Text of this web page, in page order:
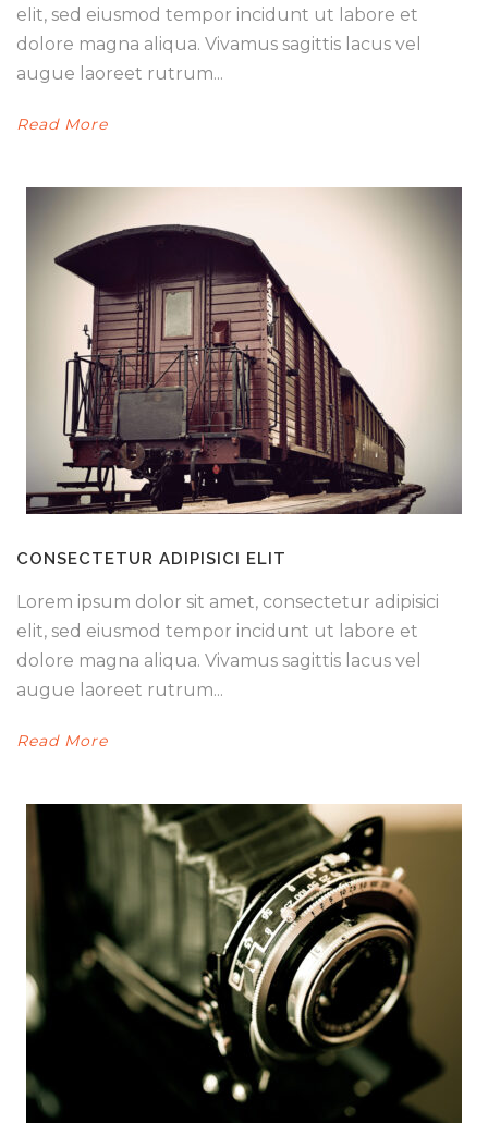
elit, sed eiusmod tempor incidunt ut labore et
dolore magna aliqua. Vivamus sagittis lacus vel
augue laoreet rutrum...
Read More
CONSECTETUR ADIPISICI ELIT
Lorem ipsum dolor sit amet, consectetur adipisici
elit, sed eiusmod tempor incidunt ut labore et
dolore magna aliqua. Vivamus sagittis lacus vel
augue laoreet rutrum...
Read More